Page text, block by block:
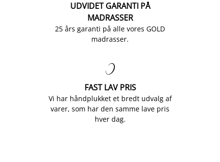
UDVIDET GARANTI PÅ
MADRASSER
25 års garanti på alle vores GOLD
madrasser.

FAST LAV PRIS
Vi har håndplukket et bredt udvalg af
varer, som har den samme lave pris
hver dag.